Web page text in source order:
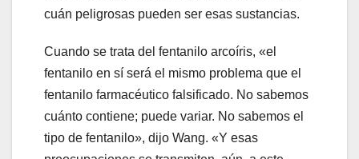
cuán peligrosas pueden ser esas sustancias.
Cuando se trata del fentanilo arcoíris, «el
fentanilo en sí será el mismo problema que el
fentanilo farmacéutico falsificado. No sabemos
cuánto contiene; puede variar. No sabemos el
tipo de fentanilo», dijo Wang. «Y esas